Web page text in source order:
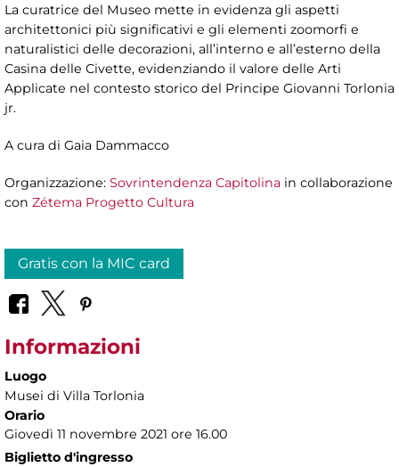
La curatrice del Museo mette in evidenza gli aspetti
architettonici più significativi e gli elementi zoomorfi e
naturalistici delle decorazioni, all’interno e all’esterno della
Casina delle Civette, evidenziando il valore delle Arti
Applicate nel contesto storico del Principe Giovanni Torlonia
jr.
A cura di Gaia Dammacco
Organizzazione: Sovrintendenza Capitolina in collaborazione
con Zétema Progetto Cultura
Gratis con la MIC card
Informazioni
Luogo
Musei di Villa Torlonia
Orario
Giovedì 11 novembre 2021 ore 16.00
Biglietto d'ingresso